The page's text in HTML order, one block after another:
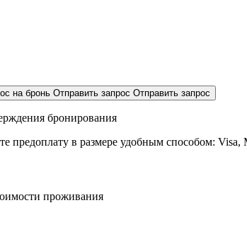
на бронь Отправить запрос Отправить запрос
бронирования
предоплату в размере удобным способом: Visa,
проживания